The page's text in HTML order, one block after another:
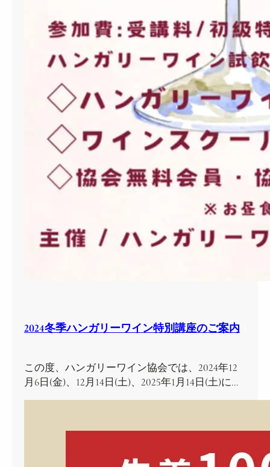
2024冬季ハンガリーワイン特別講座のご案内
この度、ハンガリーワイン協会では、2024年12
月6日(金)、12月14日(土)、2025年1月14日(土)に…